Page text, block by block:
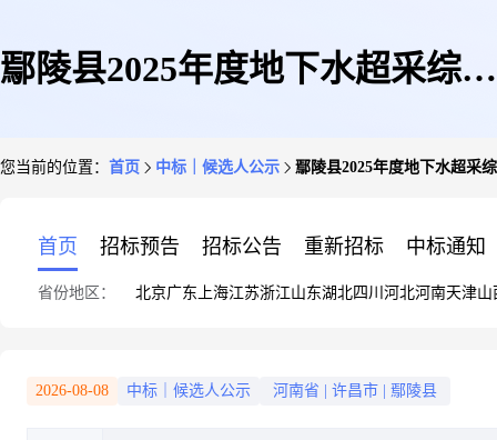
鄢陵县2025年度地下水超采综合
您当前的位置： 首页 中标｜候选人公示 鄢陵县2025年度地下水超采
首页 招标预告 招标公告 重新招标 中标通知
省份地区： 北京广东 上海江苏浙江山东湖北四川 河北河南天津山
2026-08-08 中标｜候选人公示 河南省 许昌市 鄢陵县